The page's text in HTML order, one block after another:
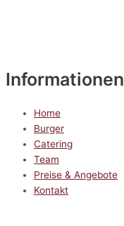
Informationen
Home
Burger
Catering
Team
Preise & Angebote
Kontakt